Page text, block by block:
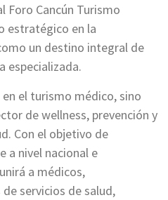
Cancún Turismo
estratégico en la
un destino integral de
especializada.
el turismo médico, sino
de wellness, prevención y
Con el objetivo de
a nivel nacional e
a médicos,
servicios de salud,